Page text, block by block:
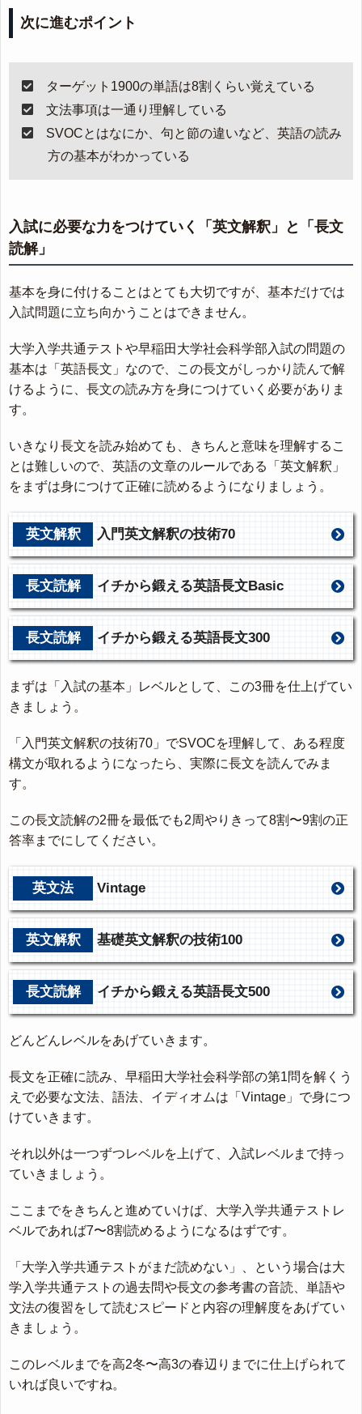
次に進むポイント
ターゲット1900の単語は8割くらい覚えている
文法事項は一通り理解している
SVOCとはなにか、句と節の違いなど、英語の読み
方の基本がわかっている
入試に必要な力をつけていく「英文解釈」と「長文
読解」
基本を身に付けることはとても大切ですが、基本だけでは
入試問題に立ち向かうことはできません。
大学入学共通テストや早稲田大学社会科学部入試の問題の
基本は「英語長文」なので、この長文がしっかり読んで解
けるように、長文の読み方を身につけていく必要がありま
す。
いきなり長文を読み始めても、きちんと意味を理解するこ
とは難しいので、英語の文章のルールである「英文解釈」
をまずは身につけて正確に読めるようになりましょう。
英文解釈 入門英文解釈の技術70
長文読解 イチから鍛える英語長文Basic
長文読解 イチから鍛える英語長文300
まずは「入試の基本」レベルとして、この3冊を仕上げてい
きましょう。
「入門英文解釈の技術70」でSVOCを理解して、ある程度
構文が取れるようになったら、実際に長文を読んでみま
す。
この長文読解の2冊を最低でも2周やりきって8割〜9割の正
答率までにしてください。
英文法 Vintage
英文解釈 基礎英文解釈の技術100
長文読解 イチから鍛える英語長文500
どんどんレベルをあげていきます。
長文を正確に読み、早稲田大学社会科学部の第1問を解くう
えで必要な文法、語法、イディオムは「Vintage」で身につ
けていきます。
それ以外は一つずつレベルを上げて、入試レベルまで持っ
ていきましょう。
ここまでをきちんと進めていけば、大学入学共通テストレ
ベルであれば7〜8割読めるようになるはずです。
「大学入学共通テストがまだ読めない」、という場合は大
学入学共通テストの過去問や長文の参考書の音読、単語や
文法の復習をして読むスピードと内容の理解度をあげてい
きましょう。
このレベルまでを高2冬〜高3の春辺りまでに仕上げられて
いれば良いですね。